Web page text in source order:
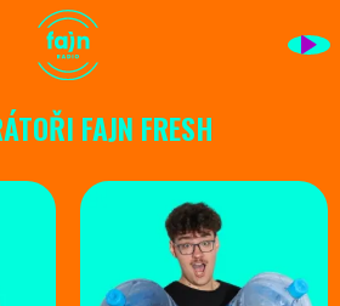
FAJN FRESH